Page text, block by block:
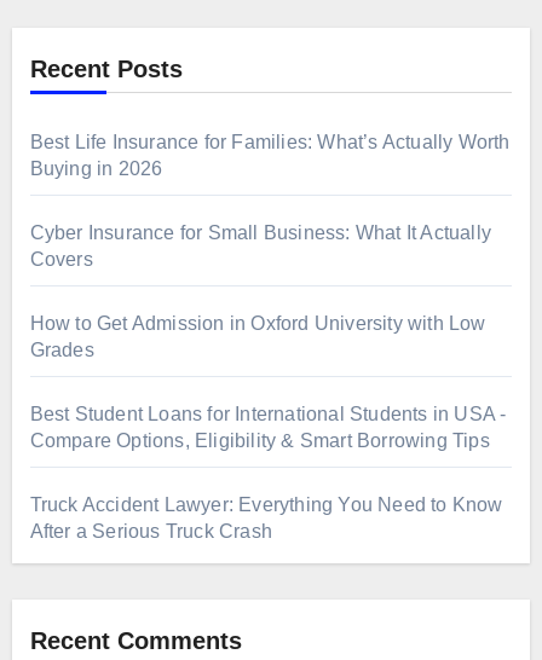
Recent Posts
Best Life Insurance for Families: What’s Actually Worth
Buying in 2026
Cyber Insurance for Small Business: What It Actually
Covers
How to Get Admission in Oxford University with Low
Grades
Best Student Loans for International Students in USA -
Compare Options, Eligibility & Smart Borrowing Tips
Truck Accident Lawyer: Everything You Need to Know
After a Serious Truck Crash
Recent Comments